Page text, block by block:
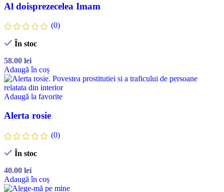
Al doisprezecelea Imam
(0)
În stoc
58.00 lei
Adaugă în coș
Adaugă la favorite
Alerta rosie
(0)
În stoc
40.00 lei
Adaugă în coș